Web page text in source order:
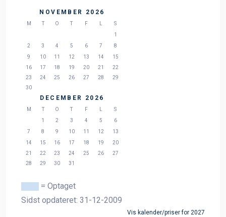
NOVEMBER 2026
M T O T F
S
1
2
3 4 5 6 7
8
9
10 11 12 13 14
15
16
17 18 19 20 21
22
23
24 25 26 27 28
29
30
DECEMBER 2026
M T O T F
S
1
2 3 4 5
6
7
8 9 10 11 12
13
14
15 16 17 18 19
20
21
22 23 24 25 26
27
28
29 30 31
= Optaget
Sidst opdateret: 31-12-2009
Vis kalender/priser for 2027